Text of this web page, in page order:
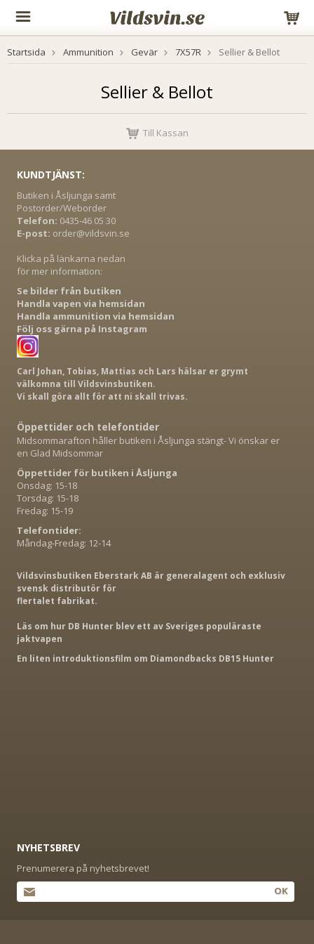
Startsida Ammunition Gevär 7X57R Sellier & Bellot
Sellier & Bellot
Till Kassan
KUNDTJÄNST:
Butiken i Åsljunga samt
Postorder/Weborder
Telefon: 0435-46 05 30
E-post: order@vildsvin.se
Klicka på länkarna nedan
för mer information:
Se bilder från butiken
Handla vapen via hemsidan
Handla ammunition via hemsidan
Följ oss gärna på Instagram
Carl Johan, Tobias, Mattias och Lars hälsar er grymt
välkomna till Vildsvinsbutiken.
Vi skall göra allt för att ni skall trivas.
Öppettider och telefontider
Midsommarafton håller butiken i Åsljunga stängt- Vi önskar er
en Glad Midsommar
Öppettider för butiken i Åsljunga
Onsdag: 15-18
Torsdag: 15-18
Fredag: 15-19
Telefontider:
Måndag-Fredag: 12-14
Vildsvinsbutiken Eberstark AB är generalagent och exklusiv
svensk distributör för
flertalet fabrikat.
Läs om hur DB Hunter blev ett av Sveriges populäraste
jaktvapen
En liten introduktionsfilm om Diamondbacks DB15 Hunter
NYHETSBREV
Prenumerera på nyhetsbrevet!
OK